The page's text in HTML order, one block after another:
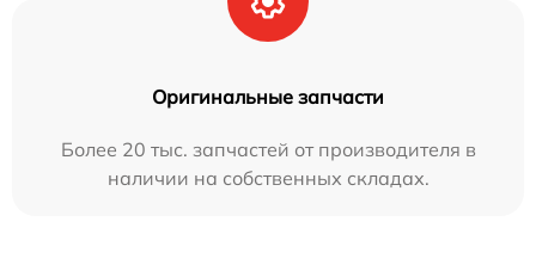
Оригинальные запчасти
Более 20 тыс. запчастей от производителя в
наличии на собственных складах.